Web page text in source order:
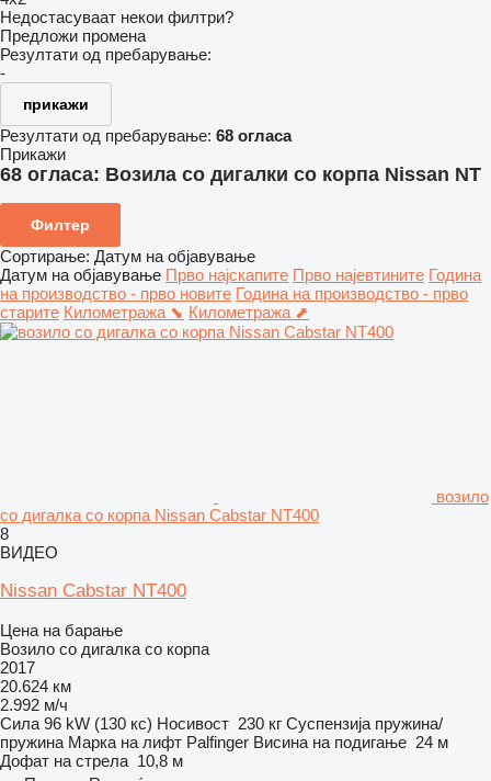
Недостасуваат некои филтри?
Предложи промена
Резултати од пребарување:
-
прикажи
Резултати од пребарување: 68 огласа
Прикажи
68 огласа: Возила со дигалки со корпа Nissan NT
Филтер
Сортирање: Датум на објавување
Датум на објавување Прво најскапите Прво најевтините Година
на производство - прво новите Година на производство - прво
старите Километража ⬊ Километража ⬈
возило
со дигалка со корпа Nissan Cabstar NT400
8
ВИДЕО
Nissan Cabstar NT400
Цена на барање
Возило со дигалка со корпа
2017
20.624 км
2.992 м/ч
Сила 96 kW (130 кс) Носивост 230 кг Суспензија пружина/
пружина Марка на лифт Palfinger Висина на подигање 24 м
Дофат на стрела 10,8 м